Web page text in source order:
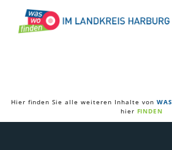
Inhalt
springen
Hier finden Sie alle weiteren Inhalte von WAS
hier FINDEN